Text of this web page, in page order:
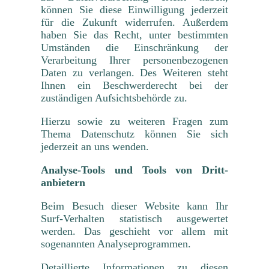
können Sie diese Einwilligung jederzeit
für die Zukunft widerrufen. Außerdem
haben Sie das Recht, unter bestimmten
Umständen die Einschränkung der
Verarbeitung Ihrer personenbezogenen
Daten zu verlangen. Des Weiteren steht
Ihnen ein Beschwerderecht bei der
zuständigen Aufsichtsbehörde zu.
Hierzu sowie zu weiteren Fragen zum
Thema Datenschutz können Sie sich
jederzeit an uns wenden.
Analyse-Tools und Tools von Dritt­
anbietern
Beim Besuch dieser Website kann Ihr
Surf-Verhalten statistisch ausgewertet
werden. Das geschieht vor allem mit
sogenannten Analyseprogrammen.